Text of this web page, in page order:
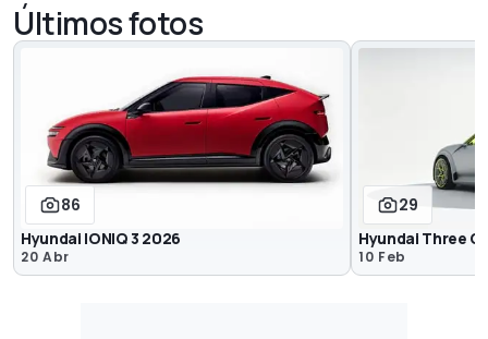
Últimos fotos
86
Hyundai IONIQ 3 2026
20 Abr
29
Hyundai Three
10 Feb